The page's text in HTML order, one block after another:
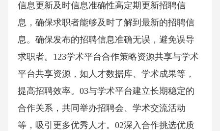
信息更新及时信息准确性高定期更新招聘信
息，确保求职者能够及时了解到最新的招聘信
息。确保发布的招聘信息准确无误，避免误导
求职者。123学术平台合作策略资源共享与学术
平台共享资源，如人才数据库、学术成果等，
提高招聘效率。03与学术平台建立长期稳定的
合作关系，共同举办招聘会、学术交流活动
等，吸引更多优秀人才。02深入合作挑选优质